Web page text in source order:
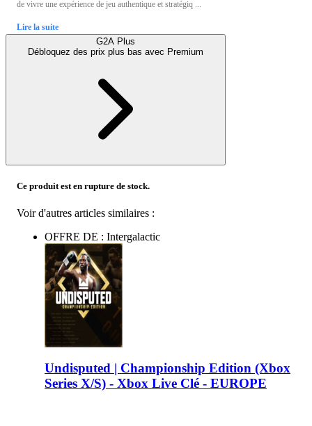
de vivre une expérience de jeu authentique et stratégiq ...
Lire la suite
G2A Plus
Débloquez des prix plus bas avec Premium
Ce produit est en rupture de stock.
Voir d'autres articles similaires :
OFFRE DE : Intergalactic
Undisputed | Championship Edition (Xbox
Series X/S) - Xbox Live Clé - EUROPE